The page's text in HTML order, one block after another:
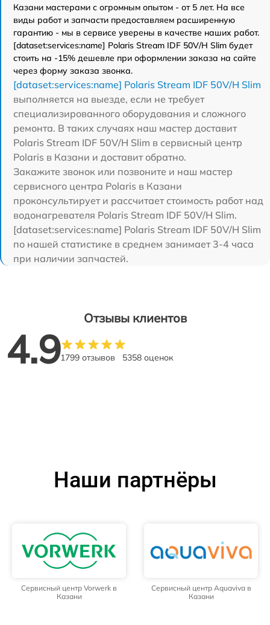
Казани мастерами с огромным опытом - от 5 лет. На все
виды работ и запчасти предоставляем расширенную
гарантию - мы в сервисе уверены в качестве наших работ.
[dataset:services:name] Polaris Stream IDF 50V/H Slim будет
стоить на -15% дешевле при оформлении заказа на сайте
через форму заказа звонка.
[dataset:services:name] Polaris Stream IDF 50V/H Slim
выполняется на выезде, если не требует
специализированного оборудования и сложного
ремонта. В таких случаях наш мастер доставит
Polaris Stream IDF 50V/H Slim в сервисный центр
Polaris в Казани и доставит обратно.
Закажите звонок или позвоните и наш мастер
сервисного центра Polaris в Казани
проконсультирует и рассчитает стоимость работ над
водонагревателя Polaris Stream IDF 50V/H Slim.
[dataset:services:name] Polaris Stream IDF 50V/H Slim
по нашей статистике в среднем занимает 3-4 часа
при наличии запчастей.
Отзывы клиентов
4.91799 отзывов 5358 оценок
Наши партнёры
Сервисный центр Vorwerk в
Казани
Сервисный центр Aquaviva в
Казани